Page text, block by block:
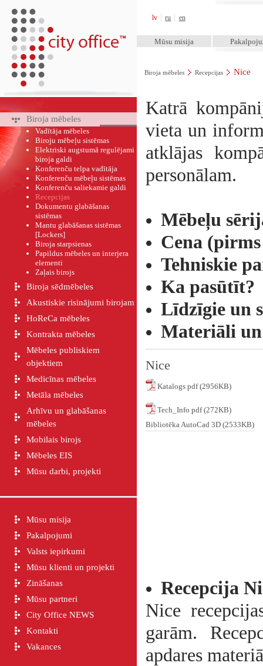
lv ru en
Mūsu misija
Biroja mēbeles Recepcijas Nice
Biroja mēbeles
Vadītāja mēbeles
Biroju mēbeļu sistēmas
Elektriski augstumā regulējami
biroja galdi
Konferenču telpa vadītāja
Konferenču mēbeļu sistēmas
Konferenču saliekamie galdi
Recepcijas
Dokumentu glabāšanas
sistēmas
Mantu glabāšanas sistēmas
[Lockers]
Biroja starpsienas
Papildus mēbeles un interjera
elementi
Zaļais birojs
Biroja sēdmēbeles
Akustiskie risinājumi birojam
HoReCa mēbeles
Kontrakta mēbeles
Mēbeles publiskiem
objektiem
Medicīnas mēbeles
Metāla mēbeles
Arhīvu un glabāšanas
mēbeles
Mobilais birojs
Mēbeles EIS
Mūsu darbi, projekti
Mūsu misija
Pakalpojumi
Valsts iepirkumi
Mūsu klienti un projekti
Zināšanas
Mūsu partneri
City Office NEWS
Kontakti
Vakances
Katrā
vieta un
atklājas
personālam.
Mēbeļu
Cena
Tehniskie
Ka pasūtīt?
Līdzīgie un
Materiāli un
Nice
Katalogs pdf (2956KB)
Tech_Info pdf (272KB)
Bibliotēka AutoCad 3D (2533KB)
Recepcija
Nice
garām.
apdares